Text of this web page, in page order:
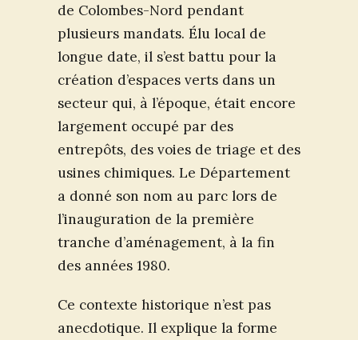
de Colombes-Nord pendant
plusieurs mandats. Élu local de
longue date, il s’est battu pour la
création d’espaces verts dans un
secteur qui, à l’époque, était encore
largement occupé par des
entrepôts, des voies de triage et des
usines chimiques. Le Département
a donné son nom au parc lors de
l’inauguration de la première
tranche d’aménagement, à la fin
des années 1980.
Ce contexte historique n’est pas
anecdotique. Il explique la forme